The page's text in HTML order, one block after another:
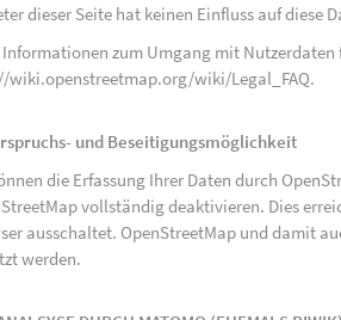
dieser Seite hat keinen Einfluss auf diese
Informationen zum Umgang mit
wiki.openstreetmap.org/wiki/Legal_FAQ.
und Beseitigungsmöglichkeit
die Erfassung Ihrer Daten durch
vollständig deaktivieren. Dies
ausschaltet. OpenStreetMap und damit
werden.